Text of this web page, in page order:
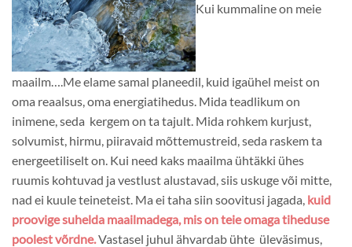
Kui kummaline on meie
maailm….Me elame samal planeedil, kuid igaühel meist on
oma reaalsus, oma energiatihedus. Mida teadlikum on
inimene, seda kergem on ta tajult. Mida rohkem kurjust,
solvumist, hirmu, piiravaid mõttemustreid, seda raskem ta
energeetiliselt on. Kui need kaks maailma ühtäkki ühes
ruumis kohtuvad ja vestlust alustavad, siis uskuge või mitte,
nad ei kuule teineteist. Ma ei taha siin soovitusi jagada, kuid
proovige suhelda maailmadega, mis on teie omaga tiheduse
poolest võrdne.Vastasel juhul ähvardab ühte üleväsimus,